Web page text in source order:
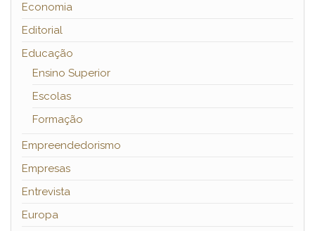
Economia
Editorial
Educação
Ensino Superior
Escolas
Formação
Empreendedorismo
Empresas
Entrevista
Europa